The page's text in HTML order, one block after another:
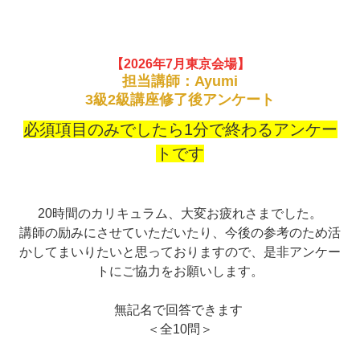
【2026年7月東京会場】
担当講師：Ayumi
3級2級講座修了後アンケート
必須項目のみでしたら1分で終わるアンケー
トです
20時間のカリキュラム、大変お疲れさまでした。
講師の励みにさせていただいたり、今後の参考のため活
かしてまいりたいと思っておりますので、是非アンケー
トにご協力をお願いします。
無記名で回答できます
＜全10問＞